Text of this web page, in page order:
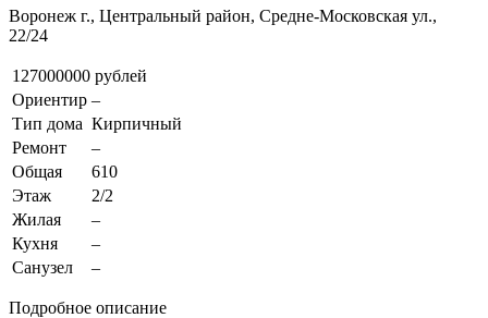
Воронеж г., Центральный район, Средне-Московская ул.,
22/24
127000000 рублей
Ориентир –
Тип дома Кирпичный
Ремонт
–
Общая
610
Этаж
2/2
Жилая
–
Кухня
–
Санузел
–
Подробное описание